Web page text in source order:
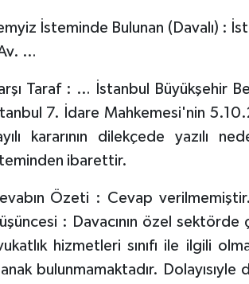
İsteminde Bulunan (Davalı) :
…
Taraf : … İstanbul Büyükşehir
7. İdare Mahkemesi'nin
kararının dilekçede yazılı
ibarettir.
Özeti : Cevap
: Davacının özel sektörde
hizmetleri sınıfı ile ilgili
bulunmamaktadır.